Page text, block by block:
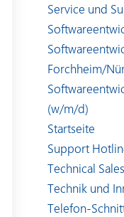
Service und
Forchheim/
(w/m/d)
Startseite
Support
Technical
Technik und
Telefon-